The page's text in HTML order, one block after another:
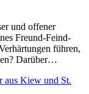
und offener
Freund-Feind-
führen,
Darüber…
aus Kiew und St.